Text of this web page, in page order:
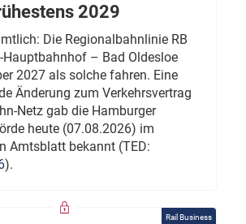
2029
Die Regionalbahnlinie RB
Hauptbahnhof – Bad Oldesloe
2027 als solche fahren. Eine
Änderung zum Verkehrsvertrag
Netz gab die Hamburger
heute (07.08.2026) im
Amtsblatt bekannt (TED:
).
Rail Business